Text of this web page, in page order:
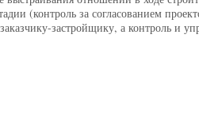
(контроль за согласованием
застройщику, а контроль и